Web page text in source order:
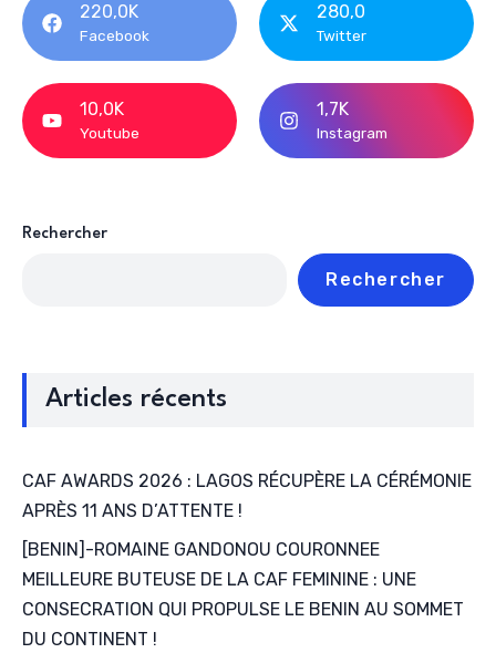
220,0K
Facebook
280,0
Twitter
10,0K
Youtube
1,7K
Instagram
Rechercher
Rechercher
Articles récents
CAF AWARDS 2026 : LAGOS RÉCUPÈRE LA CÉRÉMONIE
APRÈS 11 ANS D’ATTENTE !
[BENIN]-ROMAINE GANDONOU COURONNEE
MEILLEURE BUTEUSE DE LA CAF FEMININE : UNE
CONSECRATION QUI PROPULSE LE BENIN AU SOMMET
DU CONTINENT !